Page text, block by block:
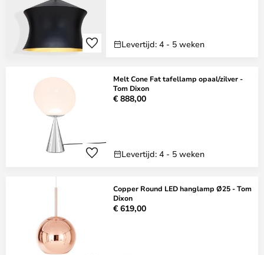
Levertijd: 4 - 5 weken
Melt Cone Fat tafellamp opaal/zilver -
Tom Dixon
€ 888,00
Levertijd: 4 - 5 weken
Copper Round LED hanglamp Ø25 - Tom
Dixon
€ 619,00